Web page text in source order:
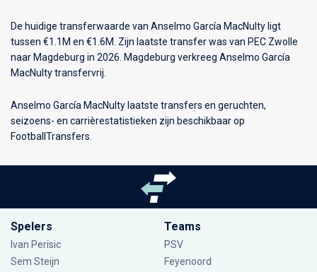
De huidige transferwaarde van Anselmo García MacNulty ligt
tussen €1.1M en €1.6M. Zijn laatste transfer was van PEC Zwolle
naar Magdeburg in 2026. Magdeburg verkreeg Anselmo García
MacNulty transfervrij.
Anselmo García MacNulty laatste transfers en geruchten,
seizoens- en carrièrestatistieken zijn beschikbaar op
FootballTransfers.
Spelers
Ivan Perisic
Sem Steijn
Teams
PSV
Feyenoord